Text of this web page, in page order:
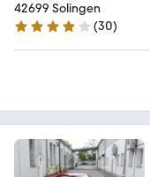
42699 Solingen
4 Sterne
(30)